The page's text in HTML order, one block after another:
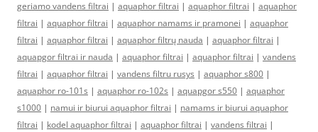
geriamo vandens filtrai | aquaphor filtrai | aquaphor filtrai | aquaphor
filtrai | aquaphor filtrai | aquaphor namams ir pramonei | aquaphor
filtrai | aquaphor filtrai | aquaphor filtrų nauda | aquaphor filtrai |
aquapgor filtrai ir nauda | aquaphor filtrai | aquaphor filtrai | vandens
filtrai | aquaphor filtrai | vandens filtru rusys | aquaphor s800 |
aquaphor ro-101s | aquaphor ro-102s | aquapgor s550 | aquaphor
s1000 | namui ir biurui aquaphor filtrai | namams ir biurui aquaphor
filtrai | kodel aquaphor filtrai | aquaphor filtrai | vandens filtrai |